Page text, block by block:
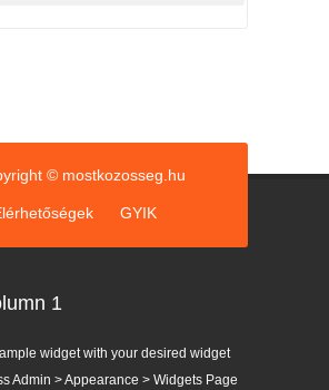
© mostkozosseg.hu
GYIK
1
widget with your desired widget
Admin > Appearance > Widgets Page